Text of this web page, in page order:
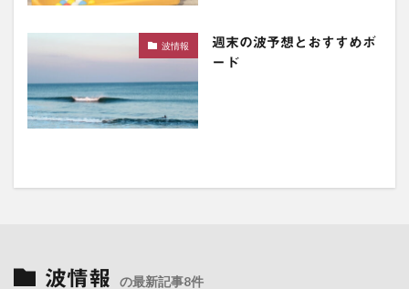
波情報
週末の波予想とおすすめボ
ード
波情報 の最新記事8件